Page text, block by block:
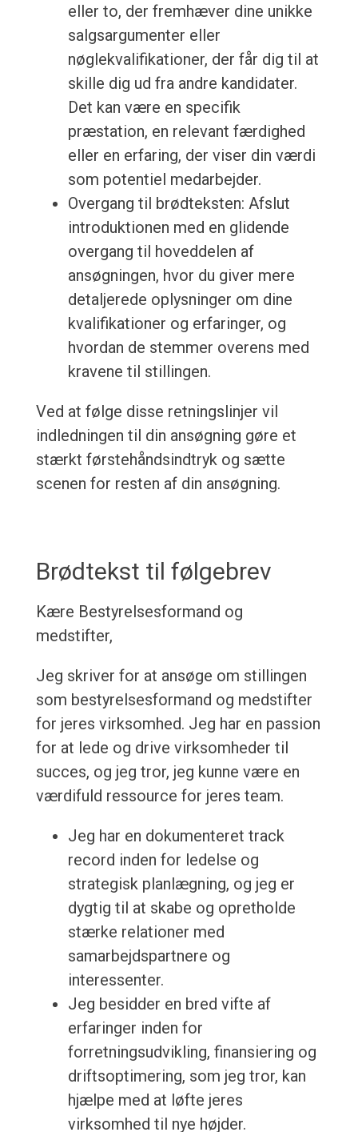
eller to, der fremhæver dine unikke
salgsargumenter eller
nøglekvalifikationer, der får dig til at
skille dig ud fra andre kandidater.
Det kan være en specifik
præstation, en relevant færdighed
eller en erfaring, der viser din værdi
som potentiel medarbejder.
Overgang til brødteksten: Afslut
introduktionen med en glidende
overgang til hoveddelen af
ansøgningen, hvor du giver mere
detaljerede oplysninger om dine
kvalifikationer og erfaringer, og
hvordan de stemmer overens med
kravene til stillingen.
Ved at følge disse retningslinjer vil
indledningen til din ansøgning gøre et
stærkt førstehåndsindtryk og sætte
scenen for resten af din ansøgning.
Brødtekst til følgebrev
Kære Bestyrelsesformand og
medstifter,
Jeg skriver for at ansøge om stillingen
som bestyrelsesformand og medstifter
for jeres virksomhed. Jeg har en passion
for at lede og drive virksomheder til
succes, og jeg tror, jeg kunne være en
værdifuld ressource for jeres team.
Jeg har en dokumenteret track
record inden for ledelse og
strategisk planlægning, og jeg er
dygtig til at skabe og opretholde
stærke relationer med
samarbejdspartnere og
interessenter.
Jeg besidder en bred vifte af
erfaringer inden for
forretningsudvikling, finansiering og
driftsoptimering, som jeg tror, kan
hjælpe med at løfte jeres
virksomhed til nye højder.